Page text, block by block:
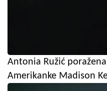
Antonia Ružić
Amerikanke Madison